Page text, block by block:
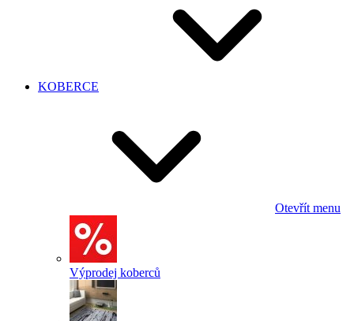
KOBERCE
Otevřít menu
Výprodej koberců